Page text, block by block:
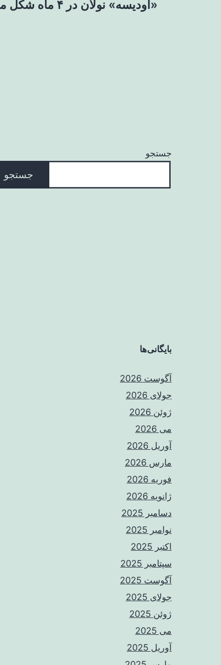
«اودیسه» نولان در ۴ ماه شکل می‌گیرد
جستجو
جستجو
بایگانی‌ها
آگوست 2026
جولای 2026
ژوئن 2026
می 2026
آوریل 2026
مارس 2026
فوریه 2026
ژانویه 2026
دسامبر 2025
نوامبر 2025
اکتبر 2025
سپتامبر 2025
آگوست 2025
جولای 2025
ژوئن 2025
می 2025
آوریل 2025